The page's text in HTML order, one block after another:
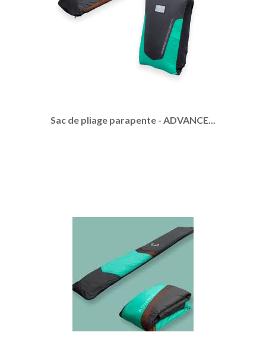
Sac de pliage parapente - ADVANCE...